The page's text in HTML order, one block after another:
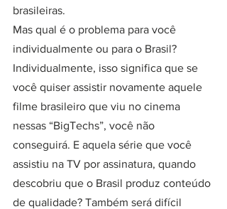
brasileiras.
Mas qual é o problema para você
individualmente ou para o Brasil?
Individualmente, isso significa que se
você quiser assistir novamente aquele
filme brasileiro que viu no cinema
nessas “BigTechs”, você não
conseguirá. E aquela série que você
assistiu na TV por assinatura, quando
descobriu que o Brasil produz conteúdo
de qualidade? Também será difícil